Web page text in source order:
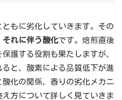
もに劣化していきます。その
それに伴う酸化です。焙煎直後
護する役割も果たしますが、
と、酸素による品質低下が進
化の関係、香りの劣化メカニ
方について詳しく見ていきま